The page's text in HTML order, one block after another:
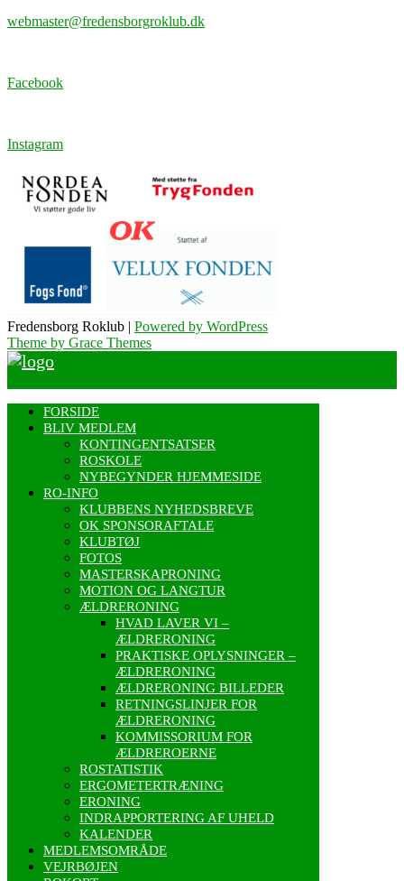
webmaster@fredensborgroklub.dk
Facebook
Instagram
Fredensborg Roklub | Powered by WordPress
Theme by Grace Themes
FORSIDE
BLIV MEDLEM
KONTINGENTSATSER
ROSKOLE
NYBEGYNDER HJEMMESIDE
RO-INFO
KLUBBENS NYHEDSBREVE
OK SPONSORAFTALE
KLUBTØJ
FOTOS
MASTERSKAPRONING
MOTION OG LANGTUR
ÆLDRERONING
HVAD LAVER VI –
ÆLDRERONING
PRAKTISKE OPLYSNINGER –
ÆLDRERONING
ÆLDRERONING BILLEDER
RETNINGSLINJER FOR
ÆLDRERONING
KOMMISSORIUM FOR
ÆLDREROERNE
ROSTATISTIK
ERGOMETERTRÆNING
ERONING
INDRAPPORTERING AF UHELD
KALENDER
MEDLEMSOMRÅDE
VEJRBØJEN